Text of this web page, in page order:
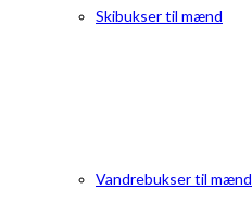
Skibukser til mænd
Vandrebukser til mænd